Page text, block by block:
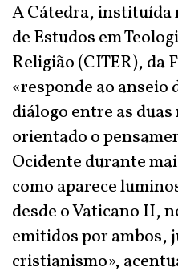
A Cátedra, instituída
de Estudos em
Religião (CITER), da
«responde ao anseio
diálogo entre as
orientado o
Ocidente durante
como aparece
desde o Vaticano II,
emitidos por ambos,
cristianismo»,